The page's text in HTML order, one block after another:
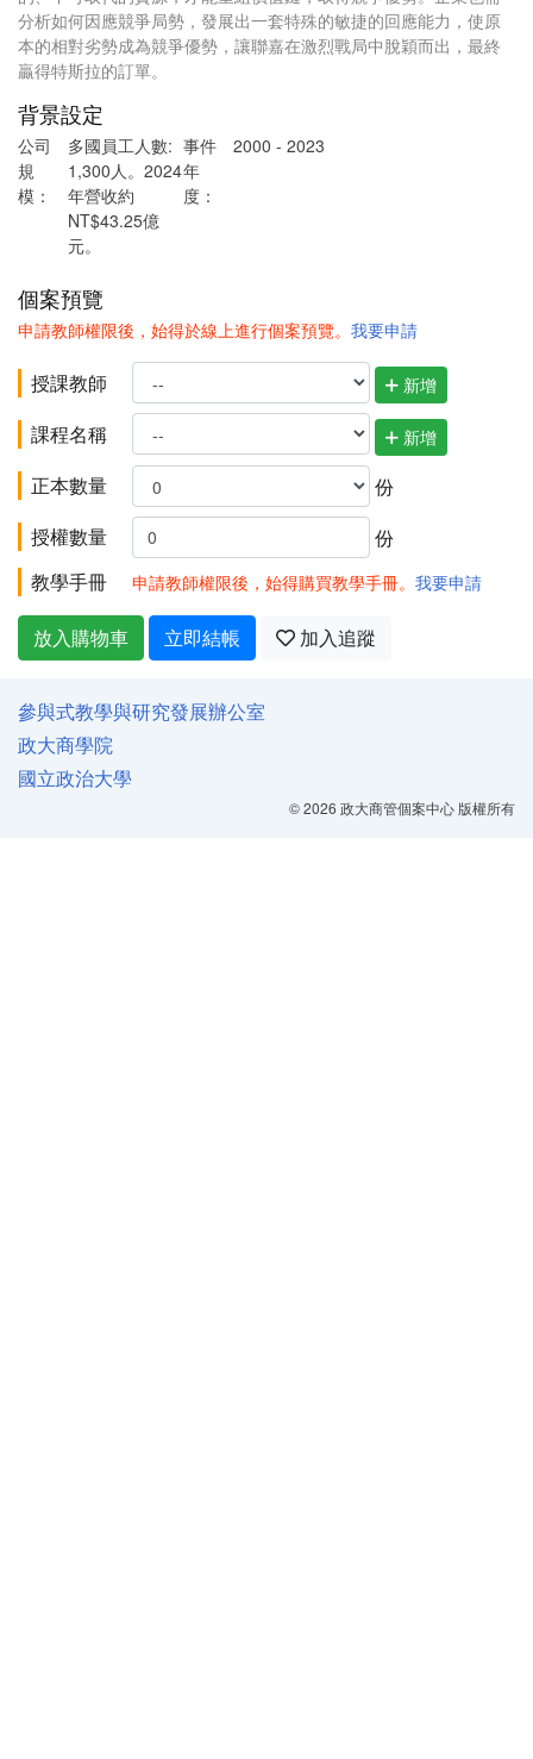
分析如何因應競爭局勢，發展出一套特殊的敏捷的回應能力，使原
本的相對劣勢成為競爭優勢，讓聯嘉在激烈戰局中脫穎而出，最終
贏得特斯拉的訂單。
背景設定
公司
規
模：
多國員工人數:
1,300人。2024
年營收約
NT$43.25億
元。
事件
年
度：
2000 - 2023
個案預覽
申請教師權限後，始得於線上進行個案預覽。 我要申請
授課教師 新增
課程名稱 新增
正本數量
份
授權數量
份
教學手冊
申請教師權限後，始得購買教學手冊。 我要申請
放入購物車 立即結帳 加入追蹤
參與式教學與研究發展辦公室
政大商學院
國立政治大學
© 2026 政大商管個案中心 版權所有